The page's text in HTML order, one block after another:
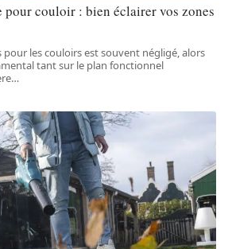
couloir : bien éclairer vos zones
pour les couloirs est souvent négligé, alors
tant sur le plan fonctionnel
…